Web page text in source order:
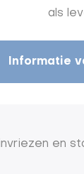
als
Informatie
en